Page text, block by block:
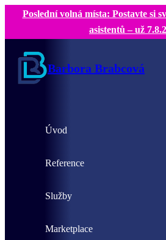
Poslední volná místa: Postavte si
asistentů – už
Barbora Brabcová
Úvod
Reference
Služby
Marketplace